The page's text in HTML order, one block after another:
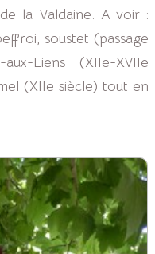
la Valdaine. A voir :
soustet (passage
Liens (XIIe-XVIIe
(XIIe siècle) tout en